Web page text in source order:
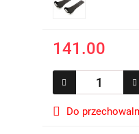
141.00
Do